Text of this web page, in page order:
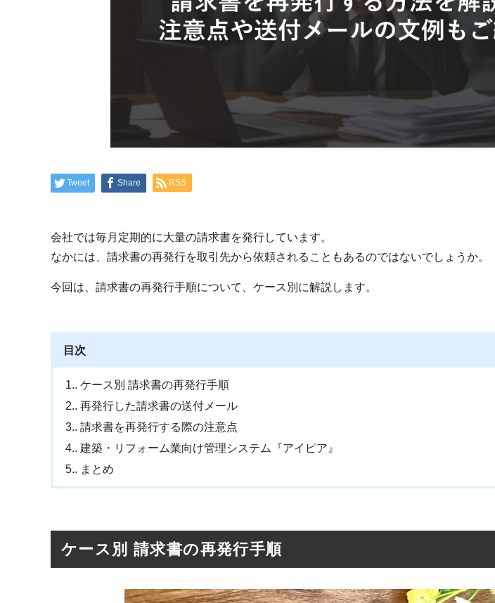
Tweet Share RSS
会社では毎月定期的に大量の請求書を発行しています。
なかには、請求書の再発行を取引先から依頼されることもあるのではないでしょうか。
今回は、請求書の再発行手順について、ケース別に解説します。
目次
1. ケース別 請求書の再発行手順
2. 再発行した請求書の送付メール
3. 請求書を再発行する際の注意点
4. 建築・リフォーム業向け管理システム『アイピア』
5.
まとめ
ケース別 請求書の再発行手順